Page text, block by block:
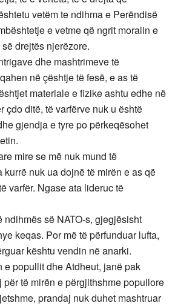
vetëm te ndihma e Perëndisë
e vetme që ngrit moralin e
drejtës njerëzore.
dhe mashtrimeve të
në çështje të fesë, e as të
materiale e fizike ashtu edhe në
çdo ditë, të varfërve nuk u është
gjendja e tyre po përkeqësohet
mire se më nuk mund të
nuk ua dojnë të mirën e as që
varfër. Ngase ata lideruc të
së NATO-s, gjegjësisht
keqas. Por më të përfunduar lufta,
kështu vendin në anarki.
e popullit dhe Atdheut, janë pak
të mirën e përgjithshme popullore
prandaj nuk duhet mashtruar